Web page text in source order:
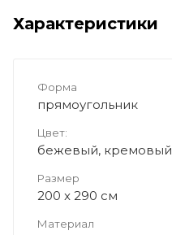
Характеристики
Форма
прямоугольник
Цвет:
бежевый, кремовый
Размер
200 x 290 см
Материал